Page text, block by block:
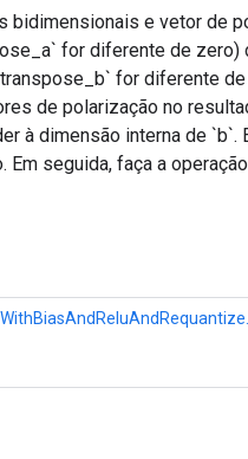
e vetor de
for diferente de zero)
for diferente
de polarização no
à dimensão interna de `b`.
Em seguida, faça a